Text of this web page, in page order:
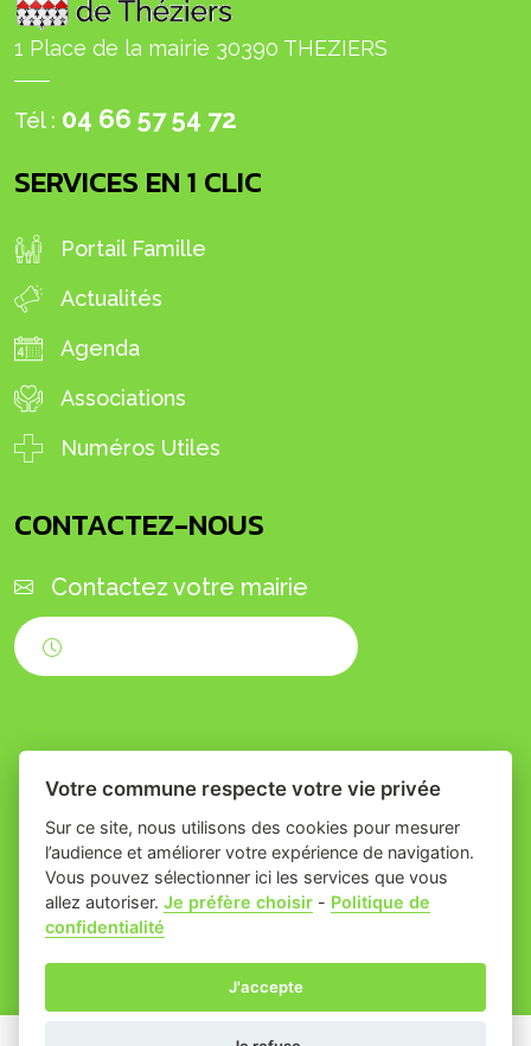
1 Place de la mairie 30390 THEZIERS
Tél : 04 66 57 54 72
SERVICES EN 1 CLIC
Portail Famille
Actualités
Agenda
Associations
Numéros Utiles
CONTACTEZ-NOUS
Contactez votre mairie
Place du village la solution web
et appli des collectivités
- Commune
Mentions légales- Gestion des cookies
Votre commune respecte votre vie privée
Sur ce site, nous utilisons des cookies pour mesurer
l’audience et améliorer votre expérience de navigation.
Vous pouvez sélectionner ici les services que vous
allez autoriser.Je préfère choisir - Politique de
confidentialité
J'accepte